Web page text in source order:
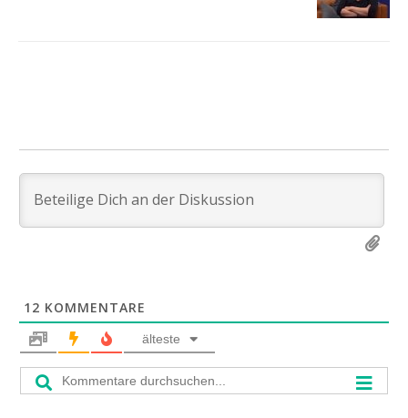
12 KOMMENTARE
älteste